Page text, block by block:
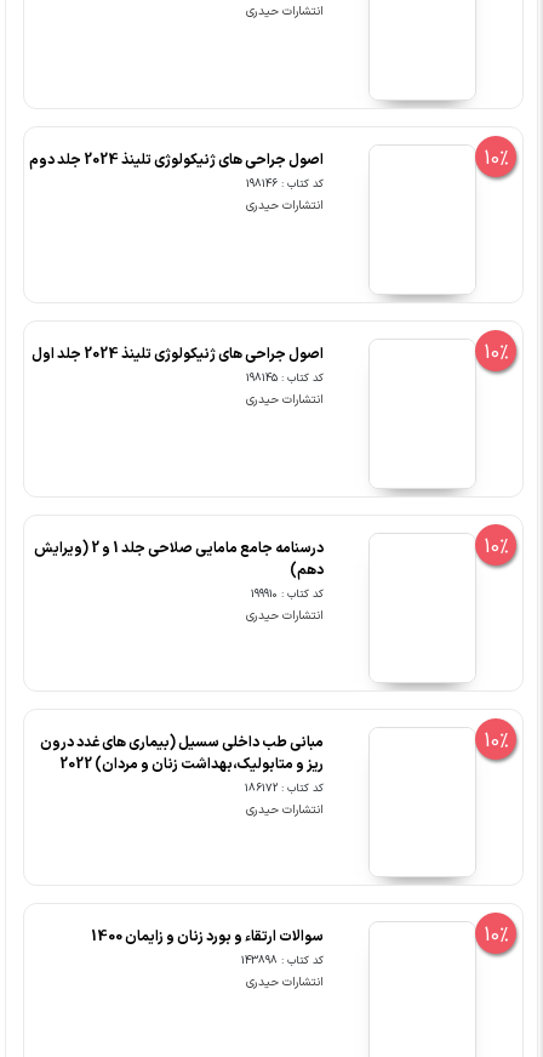
انتشارات حیدری
10% اصول جراحی های ژنیکولوژی تلینذ 2024 جلد دوم
کد کتاب : 198146
انتشارات حیدری
10% اصول جراحی های ژنیکولوژی تلینذ 2024 جلد اول
کد کتاب : 198145
انتشارات حیدری
10%
درسنامه جامع مامایی صلاحی جلد 1 و 2 (ویرایش
دهم)
کد کتاب : 199910
انتشارات حیدری
10%
مبانی طب داخلی سسیل (بیماری های غدد درون
ریز و متابولیک،بهداشت زنان و مردان) 2022
کد کتاب : 186172
انتشارات حیدری
10% سوالات ارتقاء و بورد زنان و زایمان 1400
کد کتاب : 143898
انتشارات حیدری